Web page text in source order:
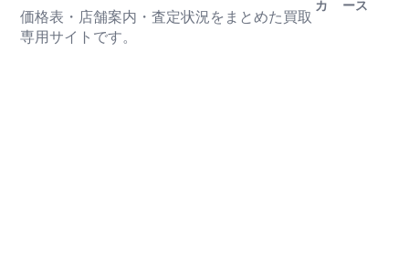
価格表・店舗案内・査定状況をまとめた買取
専用サイトです。
カ
ース